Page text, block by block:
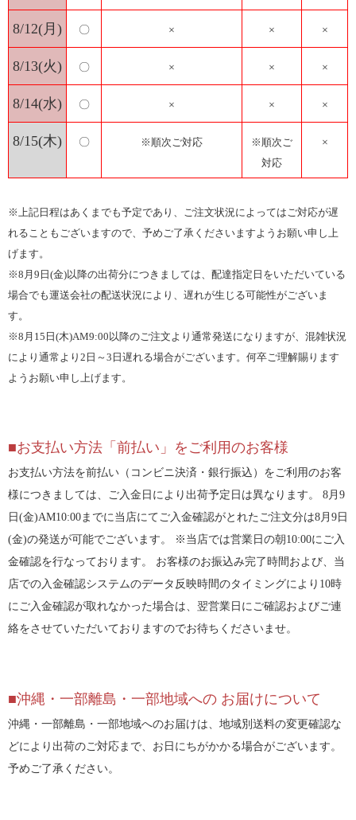
8/12(月) 〇 × × ×
8/13(火) 〇 × × ×
8/14(水) 〇 × × ×
8/15(木) 〇 ※順次ご対応
※順次ご
対応
×
※上記日程はあくまでも予定であり、ご注文状況によってはご対応が遅
れることもございますので、予めご了承くださいますようお願い申し上
げます。
※8月9日(金)以降の出荷分につきましては、配達指定日をいただいている
場合でも運送会社の配送状況により、遅れが生じる可能性がございま
す。
※8月15日(木)AM9:00以降のご注文より通常発送になりますが、混雑状況
により通常より2日～3日遅れる場合がございます。何卒ご理解賜ります
ようお願い申し上げます。
■お支払い方法「前払い」をご利用のお客様
お支払い方法を前払い（コンビニ決済・銀行振込）をご利用のお客
様につきましては、ご入金日により出荷予定日は異なります。 8月9
日(金)AM10:00までに当店にてご入金確認がとれたご注文分は8月9日
(金)の発送が可能でございます。 ※当店では営業日の朝10:00にご入
金確認を行なっております。 お客様のお振込み完了時間および、当
店での入金確認システムのデータ反映時間のタイミングにより10時
にご入金確認が取れなかった場合は、翌営業日にご確認およびご連
絡をさせていただいておりますのでお待ちくださいませ。
■沖縄・一部離島・一部地域への お届けについて
沖縄・一部離島・一部地域へのお届けは、地域別送料の変更確認な
どにより出荷のご対応まで、お日にちがかかる場合がございます。
予めご了承ください。